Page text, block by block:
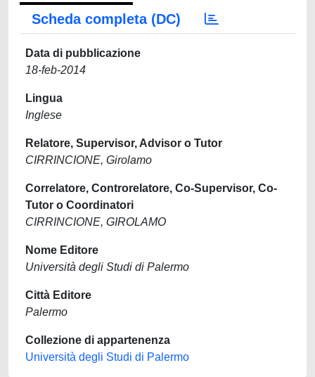
Scheda completa (DC)
Data di pubblicazione
18-feb-2014
Lingua
Inglese
Relatore, Supervisor, Advisor o Tutor
CIRRINCIONE, Girolamo
Correlatore, Controrelatore, Co-Supervisor, Co-
Tutor o Coordinatori
CIRRINCIONE, GIROLAMO
Nome Editore
Università degli Studi di Palermo
Città Editore
Palermo
Collezione di appartenenza
Università degli Studi di Palermo